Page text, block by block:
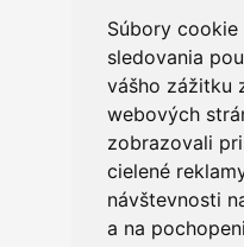
Súbory
sledovania
vášho zážitku
webových
zobrazovali
cielené
návštevnosti
a na
Chceš sa
+421